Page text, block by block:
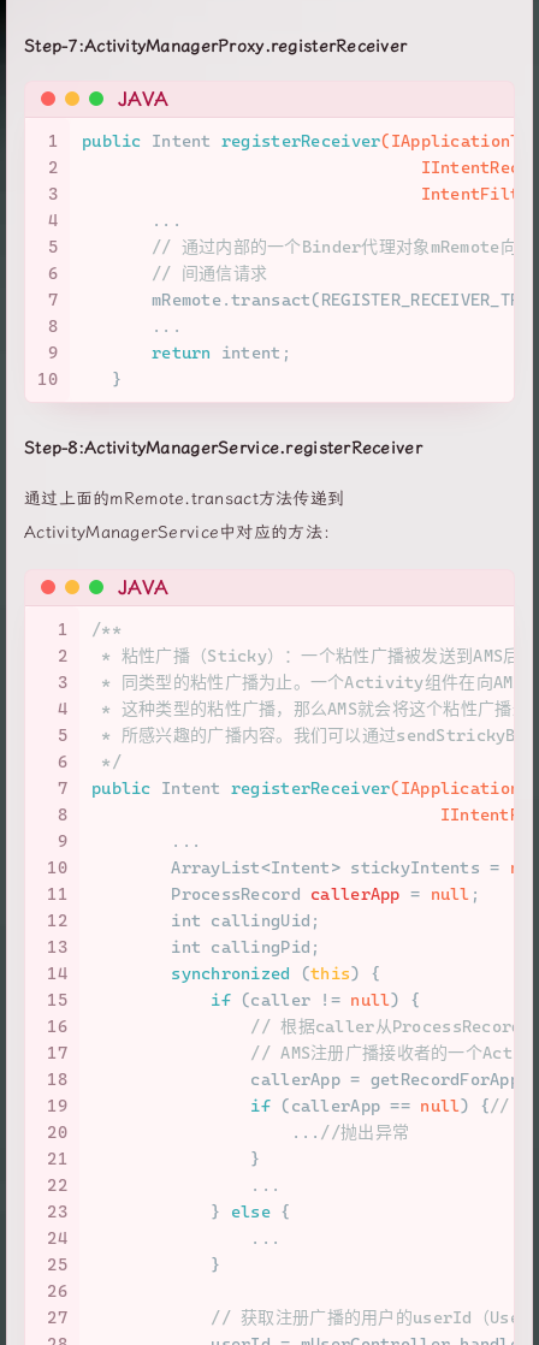
Step-7:ActivityManagerProxy.registerReceiver
JAVA
1
2
3
4
5
6
7
8
9
10
public Intent registerReceiver
       ...
// 通过内部的一个Binder代理对象mRemote向
// 间通信请求
       ...
return intent;
   }
Step-8:ActivityManagerService.registerReceiver
通过上面的mRemote.transact方法传递到
ActivityManagerService中对应的方法：
JAVA
1
2
3
4
5
6
7
8
9
10
11
12
13
14
15
16
17
18
19
20
21
22
23
24
25
26
27
/**
* 粘性广播（Sticky）：一个粘性广播被发送到AMS后，
* 同类型的粘性广播为止。一个Activity组件在向AMS注
* 这种类型的粘性广播，那么AMS就会将这个粘性广播
* 所感兴趣的广播内容。我们可以通过
*/
public Intent registerReceiver
        ...
        ArrayList<Intent> stickyIntents =
ProcessRecord callerApp = null ;
int callingUid;
int callingPid;
synchronized (this) {
if (caller != null) {
// 根据caller从ProcessRecord缓
// AMS注册广播接收者的一个
callerApp =
if (callerApp == null) {// 没
                    ...
//抛出异常
                }
                ...
            }
else {
                ...
            }
// 获取注册广播的用户的userId（